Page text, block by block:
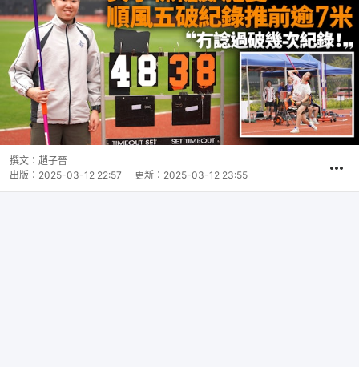
撰文： 趙子晉
出版： 2025-03-12 22:57 更新： 2025-03-12 23:55